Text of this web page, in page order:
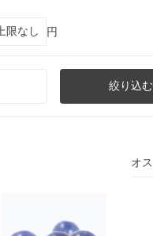
円
絞り込む